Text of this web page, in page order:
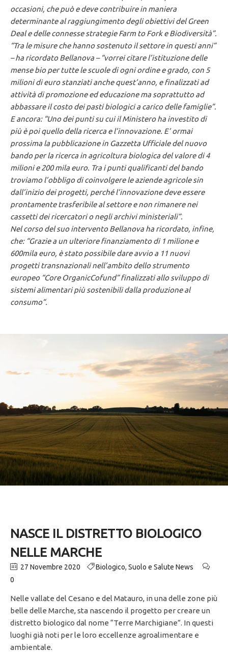
occasioni, che può e deve contribuire in maniera
determinante al raggiungimento degli obiettivi del Green
Deal e delle connesse strategie Farm to Fork e Biodiversità”.
“Tra le misure che hanno sostenuto il settore in questi anni”
– ha ricordato Bellanova – “vorrei citare l’istituzione delle
mense bio per tutte le scuole di ogni ordine e grado, con 5
milioni di euro stanziati anche quest’anno, e finalizzati ad
attività di promozione ed educazione ma soprattutto ad
abbassare il costo dei pasti biologici a carico delle famiglie”.
E ancora: “Uno dei punti su cui il Ministero ha investito di
più è poi quello della ricerca e l’innovazione. E’ ormai
prossima la pubblicazione in Gazzetta Ufficiale del nuovo
bando per la ricerca in agricoltura biologica del valore di 4
milioni e 200 mila euro. Tra i punti qualificanti del bando
troviamo l’obbligo di coinvolgere le aziende agricole sin
dall’inizio dei progetti, perché l’innovazione deve essere
prontamente trasferibile al settore e non rimanere nei
cassetti dei ricercatori o negli archivi ministeriali”.
Nel corso del suo intervento Bellanova ha ricordato, infine,
che: “Grazie a un ulteriore finanziamento di 1 milione e
600mila euro, è stato possibile dare avvio a 11 nuovi
progetti transnazionali nell’ambito dello strumento
europeo “Core OrganicCofund” finalizzati allo sviluppo di
sistemi alimentari più sostenibili dalla produzione al
consumo”.
NASCE IL DISTRETTO BIOLOGICO
NELLE MARCHE
27 Novembre 2020 Biologico, Suolo e Salute News
0
Nelle vallate del Cesano e del Matauro, in una delle zone più
belle delle Marche, sta nascendo il progetto per creare un
distretto biologico dal nome “Terre Marchigiane”. In questi
luoghi già noti per le loro eccellenze agroalimentare e
ambientale.